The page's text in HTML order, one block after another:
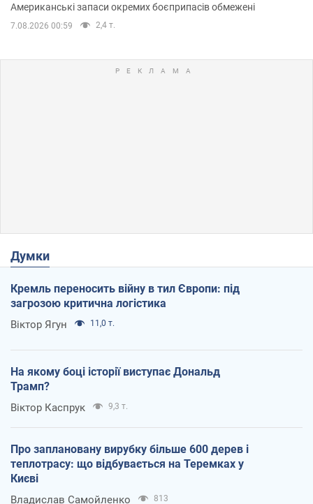
Американські запаси окремих боєприпасів обмежені
7.08.2026 00:59 2,4 т.
Думки
Кремль переносить війну в тил Європи: під
загрозою критична логістика
Віктор Ягун 11,0 т.
На якому боці історії виступає Дональд
Трамп?
Віктор Каспрук 9,3 т.
Про заплановану вирубку більше 600 дерев і
теплотрасу: що відбувається на Теремках у
Києві
Владислав Самойленко 813